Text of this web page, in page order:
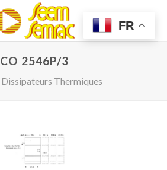
CO 2546P/3
Dissipateurs Thermiques
FR